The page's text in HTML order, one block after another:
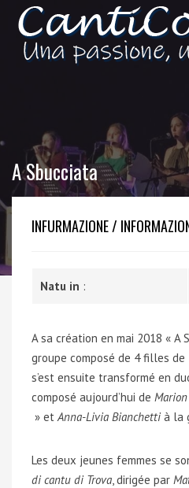
A Sbucciata
INFURMAZIONE /
Natu in :
A sa création en mai 2018 « A
groupe composé de 4 filles
s’est ensuite transformé en
composé aujourd’hui de
» etAnna-Livia Bianchetti à la
Les deux jeunes femmes se
di cantu di Trova, dirigée par